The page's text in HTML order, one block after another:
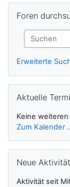
Foren
Suchen
Erweiterte
Aktuelle
Keine weiteren
Zum Kalender
Neue
Aktivität seit